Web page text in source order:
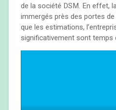
de la société DSM. En effet,
immergés près des portes de
que les estimations,
significativement sont temps